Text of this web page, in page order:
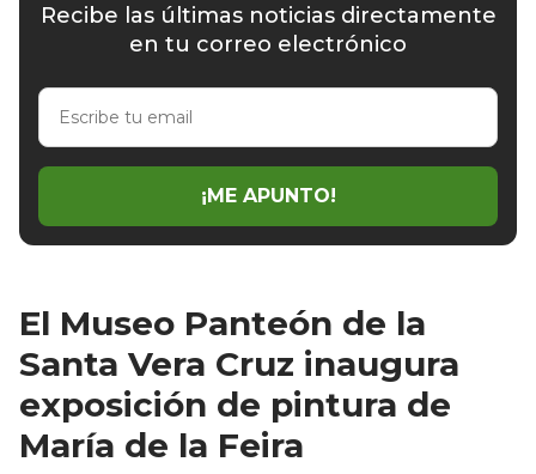
Recibe las últimas noticias directamente
en tu correo electrónico
Escribe
email
¡ME APUNTO!
El Museo Panteón de la
Santa Vera Cruz inaugura
exposición de pintura de
María de la Feira